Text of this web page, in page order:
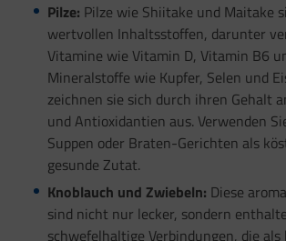
Pilze: Pilze wie Shiitake und Maitake
wertvollen Inhaltsstoffen, darunter
Vitamine wie Vitamin D, Vitamin B6
Mineralstoffe wie Kupfer, Selen und
zeichnen sie sich durch ihren Gehalt
und Antioxidantien aus. Verwenden
Suppen oder Braten-Gerichten als
gesunde Zutat.
Knoblauch und Zwiebeln: Diese
sind nicht nur lecker, sondern
schwefelhaltige Verbindungen, die als